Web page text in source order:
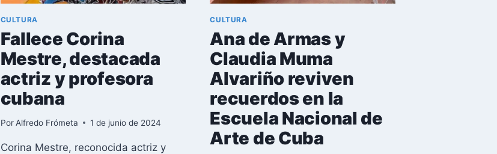
ISLA
EN
CULTURA
Fallece Corina
Mestre, destacada
actriz y profesora
cubana
Por Alfredo Frómeta 1 de junio de 2024
Corina Mestre, reconocida actriz y
CULTURA
Ana de Armas y
Claudia Muma
Alvariño reviven
recuerdos en la
Escuela Nacional de
Arte de Cuba